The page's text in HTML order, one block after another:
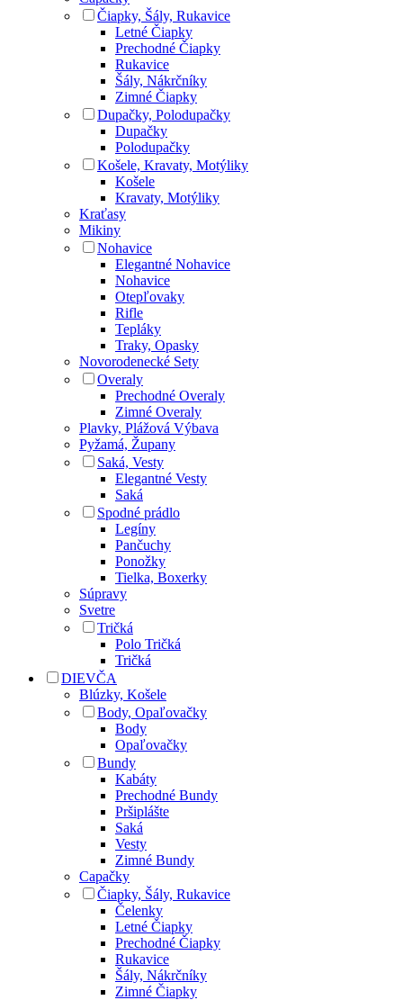
Čiapky, Šály, Rukavice
Letné Čiapky
Prechodné Čiapky
Rukavice
Šály, Nákrčníky
Zimné Čiapky
Dupačky, Polodupačky
Dupačky
Polodupačky
Košele, Kravaty, Motýliky
Košele
Kravaty, Motýliky
Kraťasy
Mikiny
Nohavice
Elegantné Nohavice
Nohavice
Otepľovaky
Rifle
Tepláky
Traky, Opasky
Novorodenecké Sety
Overaly
Prechodné Overaly
Zimné Overaly
Plavky, Plážová Výbava
Pyžamá, Župany
Saká, Vesty
Elegantné Vesty
Saká
Spodné prádlo
Legíny
Pančuchy
Ponožky
Tielka, Boxerky
Súpravy
Svetre
Tričká
Polo Tričká
Tričká
DIEVČA
Blúzky, Košele
Body, Opaľovačky
Body
Opaľovačky
Bundy
Kabáty
Prechodné Bundy
Pršiplášte
Saká
Vesty
Zimné Bundy
Capačky
Čiapky, Šály, Rukavice
Čelenky
Letné Čiapky
Prechodné Čiapky
Rukavice
Šály, Nákrčníky
Zimné Čiapky